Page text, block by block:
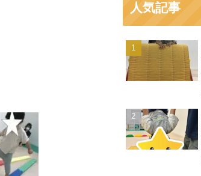
人気記事